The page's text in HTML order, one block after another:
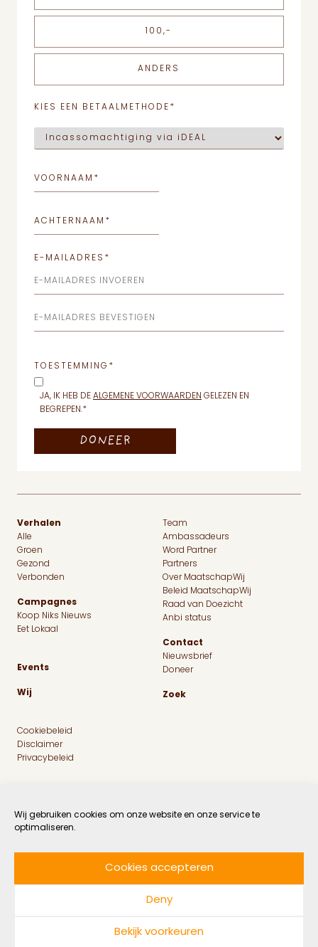
Wij gebruiken cookies om onze website en onze service te
optimaliseren.
Cookies accepteren
Deny
Bekijk voorkeuren
100,-
ANDERS
KIES EEN BETAALMETHODE *
VOORNAAM *
ACHTERNAAM *
E-MAILADRES *
TOESTEMMING *
JA, IK HEB DE ALGEMENE VOORWAARDEN GELEZEN EN
BEGREPEN.*
Verhalen
Alle
Groen
Gezond
Verbonden
Campagnes
Koop Niks Nieuws
Eet Lokaal
Events
Wij
Team
Ambassadeurs
Word Partner
Partners
Over MaatschapWij
Beleid MaatschapWij
Raad van Doezicht
Anbi status
Contact
Nieuwsbrief
Doneer
Zoek
Cookiebeleid
Disclaimer
Privacybeleid
InstagramLinkedin